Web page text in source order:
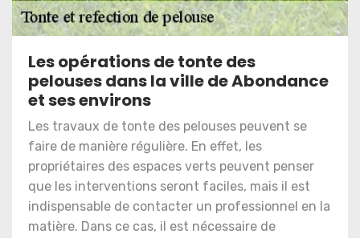
Les opérations de tonte des
pelouses dans la ville de Abondance
et ses environs
Les travaux de tonte des pelouses peuvent se
faire de manière régulière. En effet, les
propriétaires des espaces verts peuvent penser
que les interventions seront faciles, mais il est
indispensable de contacter un professionnel en la
matière. Dans ce cas, il est nécessaire de